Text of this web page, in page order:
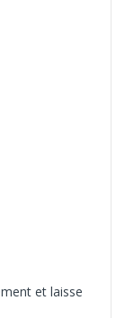
et laisse